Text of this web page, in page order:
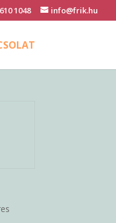
1048 info@frik.hu